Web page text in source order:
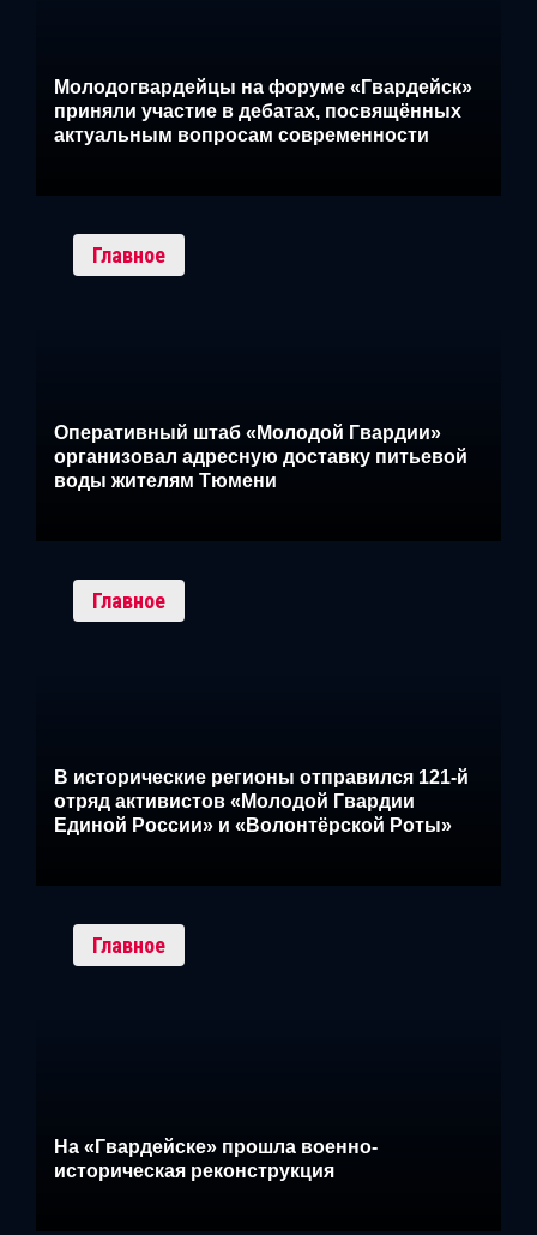
Молодогвардейцы на форуме «Гвардейск»
приняли участие в дебатах, посвящённых
актуальным вопросам современности
Главное
Оперативный штаб «Молодой Гвардии»
организовал адресную доставку питьевой
воды жителям Тюмени
Главное
В исторические регионы отправился 121-й
отряд активистов «Молодой Гвардии
Единой России» и «Волонтёрской Роты»
Главное
На «Гвардейске» прошла военно-
историческая реконструкция